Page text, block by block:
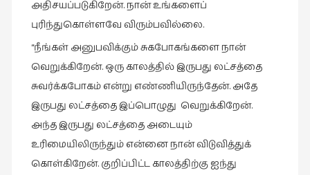
அதிசயப்படுகிறேன். நான் உங்களைப்
புரிந்துகொள்ளவே விரும்பவில்லை.
“நீங்கள் அனுபவிக்கும் சுகபோகங்களை நான்
வெறுக்கிறேன். ஒரு காலத்தில் இருபது லட்சத்தை
சுவர்க்கபோகம் என்று எண்ணியிருந்தேன். அதே
இருபது லட்சத்தை இப்பொழுது வெறுக்கிறேன்.
அந்த இருபது லட்சத்தை அடையும்
உரிமையிலிருந்தும் என்னை நான் விடுவித்துக்
கொள்கிறேன். குறிப்பிட்ட காலத்திற்கு ஐந்து